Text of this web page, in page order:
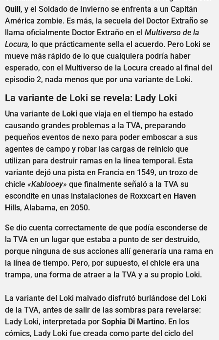
Quill, y el Soldado de Invierno se enfrenta a un Capitán
América zombie. Es más, la secuela del Doctor Extraño se
llama oficialmente Doctor Extraño en el Multiverso de la
Locura, lo que prácticamente sella el acuerdo. Pero Loki se
mueve más rápido de lo que cualquiera podría haber
esperado, con el Multiverso de la Locura creado al final del
episodio 2, nada menos que por una variante de Loki.
La variante de Loki se revela: Lady Loki
Una variante de Loki que viaja en el tiempo ha estado
causando grandes problemas a la TVA, preparando
pequeños eventos de nexo para poder emboscar a sus
agentes de campo y robar las cargas de reinicio que
utilizan para destruir ramas en la línea temporal. Esta
variante dejó una pista en Francia en 1549, un trozo de
chicle «Kablooey» que finalmente señaló a la TVA su
escondite en unas instalaciones de Roxxcart en Haven
Hills, Alabama, en 2050.
Se dio cuenta correctamente de que podía esconderse de
la TVA en un lugar que estaba a punto de ser destruido,
porque ninguna de sus acciones allí generaría una rama en
la línea de tiempo. Pero, por supuesto, el chicle era una
trampa, una forma de atraer a la TVA y a su propio Loki.
La variante del Loki malvado disfrutó burlándose del Loki
de la TVA, antes de salir de las sombras para revelarse:
Lady Loki, interpretada por Sophia Di Martino. En los
cómics, Lady Loki fue creada como parte del ciclo del